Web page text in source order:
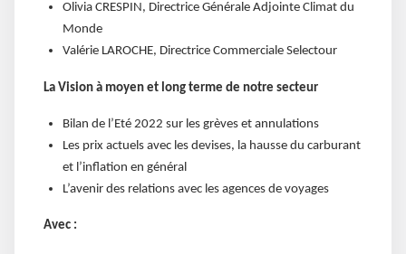
Olivia CRESPIN, Directrice Générale Adjointe Climat du
Monde
Valérie LAROCHE, Directrice Commerciale Selectour
La Vision à moyen et long terme de notre secteur
Bilan de l’Eté 2022 sur les grèves et annulations
Les prix actuels avec les devises, la hausse du carburant
et l’inflation en général
L’avenir des relations avec les agences de voyages
Avec :